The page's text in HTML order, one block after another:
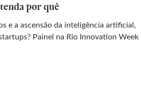
por quê
e a ascensão da inteligência artificial,
Painel na Rio Innovation Week
alvo de Citi, XP e Santander após o